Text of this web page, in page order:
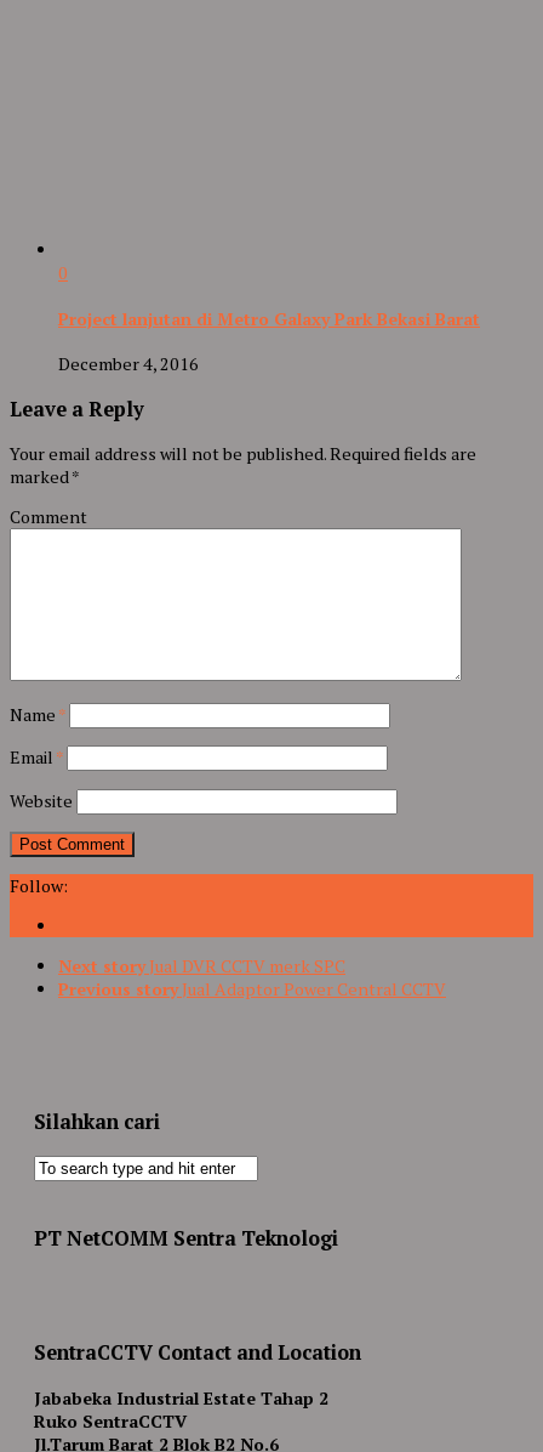
0
Project lanjutan di Metro Galaxy Park Bekasi Barat
December 4, 2016
Leave a Reply
Your email address will not be published.Required fields are
marked*
Comment
Name *
Email *
Website
Follow:
Next story Jual DVR CCTV merk SPC
Previous story Jual Adaptor Power Central CCTV
Silahkan cari
PT NetCOMM Sentra Teknologi
SentraCCTV Contact and Location
Jababeka Industrial Estate Tahap 2
Ruko SentraCCTV
Jl.Tarum Barat 2 Blok B2 No.6